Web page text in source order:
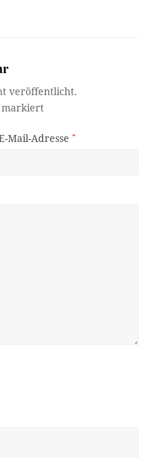
veröffentlicht.
markiert
Mail-Adresse*